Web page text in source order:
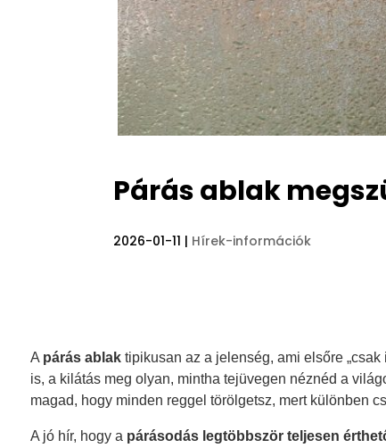
Párás ablak
2026-01-11 | Hírek-információk
A párás ablaktipikusan az a jelenség, ami elsőre
is, a kilátás meg olyan, mintha tejüvegen néznéd a
magad, hogy minden reggel törölgetsz, mert különben
A jó hír, hogy a párásodás legtöbbször teljesen